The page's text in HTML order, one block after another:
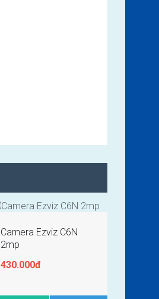
Camera Ezviz C6N
2mp
430.000đ